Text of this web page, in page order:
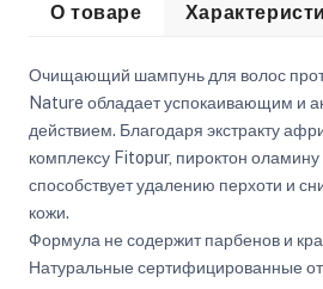
О товаре
Очищающий шампунь для волос
Nature обладает успокаивающим и
действием. Благодаря экстракту
комплексу Fitopur, пироктон оламину
способствует удалению перхоти и
кожи.
Формула не содержит парбенов и
Натуральные сертифицированные